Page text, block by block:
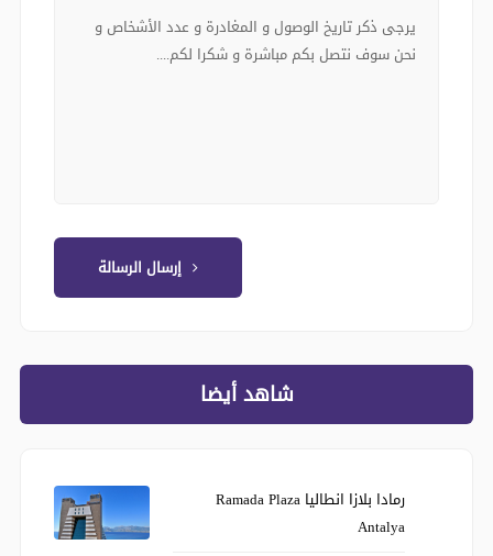
إرسال الرسالة
شاهد أيضا
رمادا بلازا انطاليا Ramada Plaza
Antalya